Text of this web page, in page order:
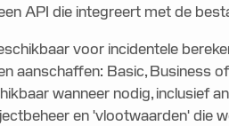
API die integreert met de
voor incidentele
aanschaffen: Basic, Business
wanneer nodig, inclusief
en 'vlootwaarden' die